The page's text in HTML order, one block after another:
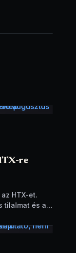
re
HTX-et.
tilalmat és a